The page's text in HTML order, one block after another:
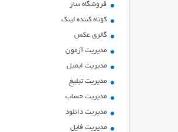
فروشگاه ساز
کوتاه کننده لینک
گالری عکس
مدیریت آزمون
مدیریت ایمیل
مدیریت تبلیغ
مدیریت حساب
مدیریت دانلود
مدیریت فایل